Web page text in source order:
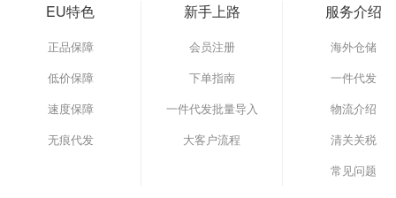
EU特色
正品保障
低价保障
速度保障
无痕代发
新手上路
会员注册
下单指南
一件代发批量导入
大客户流程
服务介绍
海外仓储
一件代发
物流介绍
清关关税
常见问题